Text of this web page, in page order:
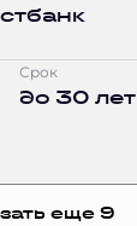
Срок
до 30 лет
еще 9